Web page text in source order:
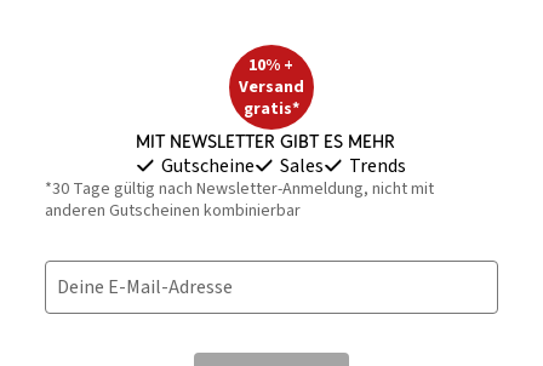
10% +
Versand
gratis*
Mit Newsletter gibt es mehr
Gutscheine Sales Trends
*30 Tage gültig nach Newsletter-Anmeldung, nicht mit
anderen Gutscheinen kombinierbar
Deine E-Mail-Adresse